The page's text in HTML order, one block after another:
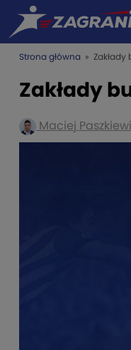
Strona główna » Zakłady
Zakłady
Maciej